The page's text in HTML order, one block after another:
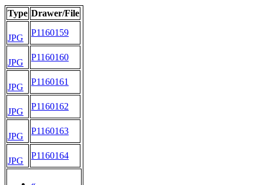
Type Drawer/File
JPG
P1160159
JPG
P1160160
JPG
P1160161
JPG
P1160162
JPG
P1160163
JPG
P1160164